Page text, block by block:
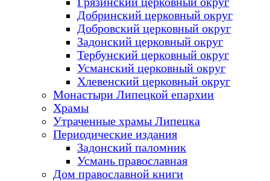
Добринский церковный округ
Добровский церковный округ
Задонский церковный округ
Тербунский церковный округ
Усманский церковный округ
Хлевенский церковный округ
Монастыри Липецкой епархии
Храмы
Утраченные храмы Липецка
Периодические издания
Задонский паломник
Усмань православная
Дом православной книги